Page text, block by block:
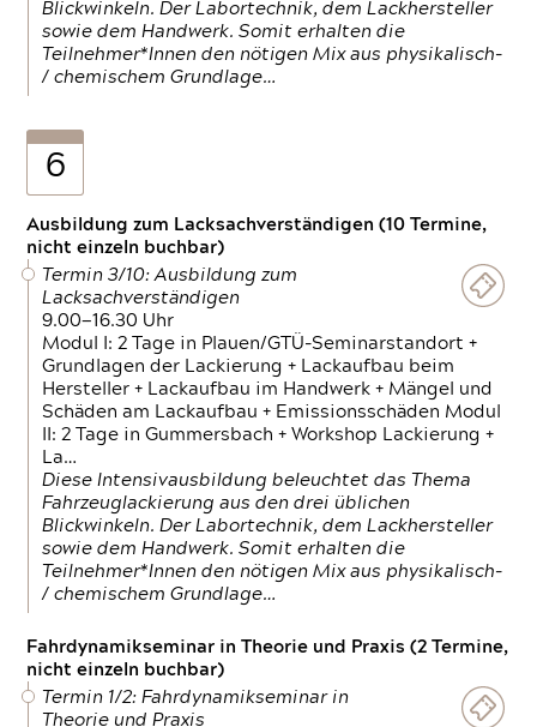
Blickwinkeln. Der Labortechnik, dem Lackhersteller
sowie dem Handwerk. Somit erhalten die
Teilnehmer*Innen den nötigen Mix aus physikalisch-
/ chemischem Grundlage…
6
Ausbildung zum Lacksachverständigen (10 Termine,
nicht einzeln buchbar)
Termin 3/10: Ausbildung zum
Lacksachverständigen
9.00—16.30 Uhr
Modul I: 2 Tage in Plauen/GTÜ-Seminarstandort +
Grundlagen der Lackierung + Lackaufbau beim
Hersteller + Lackaufbau im Handwerk + Mängel und
Schäden am Lackaufbau + Emissionsschäden Modul
II: 2 Tage in Gummersbach + Workshop Lackierung +
La…
Diese Intensivausbildung beleuchtet das Thema
Fahrzeuglackierung aus den drei üblichen
Blickwinkeln. Der Labortechnik, dem Lackhersteller
sowie dem Handwerk. Somit erhalten die
Teilnehmer*Innen den nötigen Mix aus physikalisch-
/ chemischem Grundlage…
Fahrdynamikseminar in Theorie und Praxis (2 Termine,
nicht einzeln buchbar)
Termin 1/2: Fahrdynamikseminar in
Theorie und Praxis